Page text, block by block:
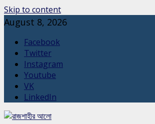
Skip to content
August 8, 2026
Facebook
Twitter
Instagram
Youtube
VK
LinkedIn